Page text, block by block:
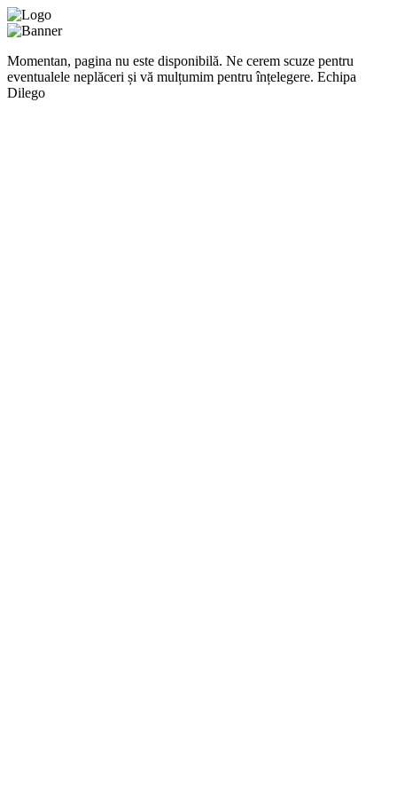
Momentan, pagina nu este disponibilă. Ne cerem scuze pentru
eventualele neplăceri și vă mulțumim pentru înțelegere. Echipa
Dilego